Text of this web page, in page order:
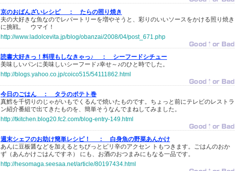
京のおばんざいレシピ ：
たらの照り焼き
夫の大好きな魚なのでレパートリーを増やそうと、彩りのいいソースをかける照り焼き
に挑戦。 ウマイ！
http://www.ladolcevita.jp/blog/obanzai/2008/04/post_671.php
読書大好きっ！料理もしなきゃっ♪ ：
シーフードシチュー
美味しいパンに美味しいシーフード♪幸せ～♪のひと時でした。
http://blogs.yahoo.co.jp/coico515/54111862.html
今日のごはん ：
タラのポテト巻
真鱈を千切りのじゃがいもでくるんで焼いたものです。ちょっと前にテレビのレストラ
ン紹介番組で出てきたものを、簡単そうなんでまねしてみました。
http://tkitchen.blog20.fc2.com/blog-entry-149.html
週末シェフのお助け簡単レシピ！ ：
白身魚の野菜あんかけ
あんに豆板醤などを加えるとちびっとピリ辛のアクセン トもつきます。ごはんのおか
ず（あんかけごはんですネ） にも、お酒のおつまみにもなる一品です。
http://hesomaga.seesaa.net/article/80197434.html